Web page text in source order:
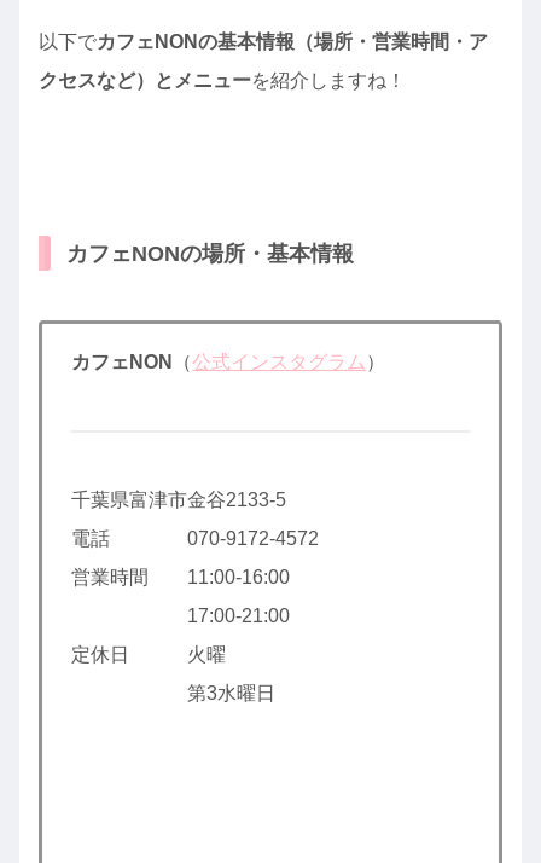
以下でカフェNONの基本情報（場所・営業時間・ア
クセスなど）とメニューを紹介しますね！
カフェNONの場所・基本情報
カフェNON （公式インスタグラム ）
千葉県富津市金谷2133-5
電話 070-9172-4572
営業時間 11:00-16:00
17:00-21:00
定休日 火曜
第3水曜日